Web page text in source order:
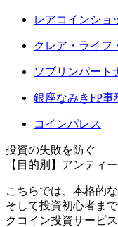
レアコインショ
クレア・ライフ
ソブリンパート
銀座なみきFP事
コインパレス
投資の失敗を防ぐ
【目的別】アンティ
こちらでは、本格的
そして投資初心者ま
クコイン投資サービ